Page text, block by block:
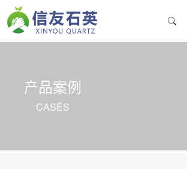
产品案例
CASES